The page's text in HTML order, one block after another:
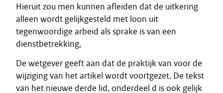
Hieruit zou men kunnen afleiden dat de uitkering
alleen wordt gelijkgesteld met loon uit
tegenwoordige arbeid als sprake is van een
dienstbetrekking.
De wetgever geeft aan dat de praktijk van voor de
wijziging van het artikel wordt voortgezet. De tekst
van het nieuwe derde lid, onderdeel d is ook gelijk